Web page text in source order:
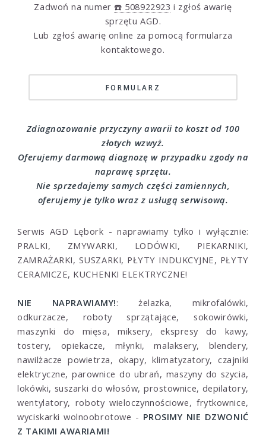
Zadwoń na numer ☎️ 508922923 i zgłoś awarię
sprzętu AGD.
Lub zgłoś awarię online za pomocą formularza
kontaktowego.
FORMULARZ
Zdiagnozowanie przyczyny awarii to koszt od 100
złotych wzwyż.
Oferujemy darmową diagnozę w przypadku zgody na
naprawę sprzętu.
Nie sprzedajemy samych części zamiennych,
oferujemy je tylko wraz z usługą serwisową.
Serwis AGD Lębork - naprawiamy tylko i wyłącznie:
PRALKI, ZMYWARKI, LODÓWKI, PIEKARNIKI,
ZAMRAŻARKI, SUSZARKI, PŁYTY INDUKCYJNE, PŁYTY
CERAMICZE, KUCHENKI ELEKTRYCZNE!
NIE NAPRAWIAMY!: żelazka, mikrofalówki,
odkurzacze, roboty sprzątające, sokowirówki,
maszynki do mięsa, miksery, ekspresy do kawy,
tostery, opiekacze, młynki, malaksery, blendery,
nawilżacze powietrza, okapy, klimatyzatory, czajniki
elektryczne, parownice do ubrań, maszyny do szycia,
lokówki, suszarki do włosów, prostownice, depilatory,
wentylatory, roboty wieloczynnościowe, frytkownice,
wyciskarki wolnoobrotowe - PROSIMY NIE DZWONIĆ
Z TAKIMI AWARIAMI!